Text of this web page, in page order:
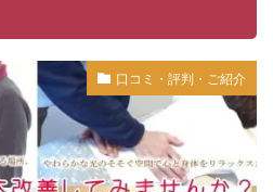
口コミ・評判・ご紹介